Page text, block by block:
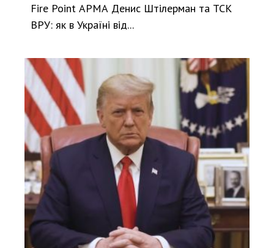
Fire Point АРМА Денис Штілерман та ТСК
ВРУ: як в Україні від...